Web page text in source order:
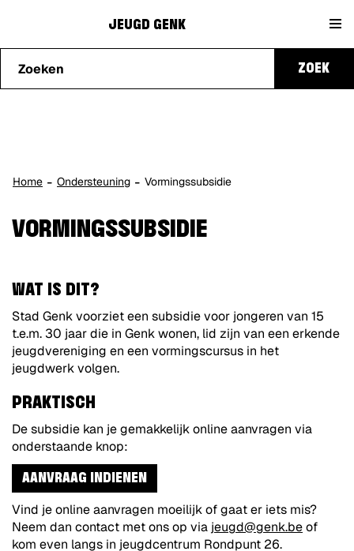
Genk
JEUGD GENK
kunnen
we je
ZOEK
Home Ondersteuning Vormingssubsidie
VORMINGSSUBSIDIE
WAT IS DIT?
Stad Genk voorziet een subsidie voor jongeren van 15
t.e.m. 30 jaar die in Genk wonen, lid zijn van een erkende
jeugdvereniging en een vormingscursus in het
jeugdwerk volgen.
PRAKTISCH
De subsidie kan je gemakkelijk online aanvragen via
onderstaande knop:
AANVRAAG INDIENEN
Vind je online aanvragen moeilijk of gaat er iets mis?
Neem dan contact met ons op via jeugd@genk.beof
kom even langs in jeugdcentrum Rondpunt 26.